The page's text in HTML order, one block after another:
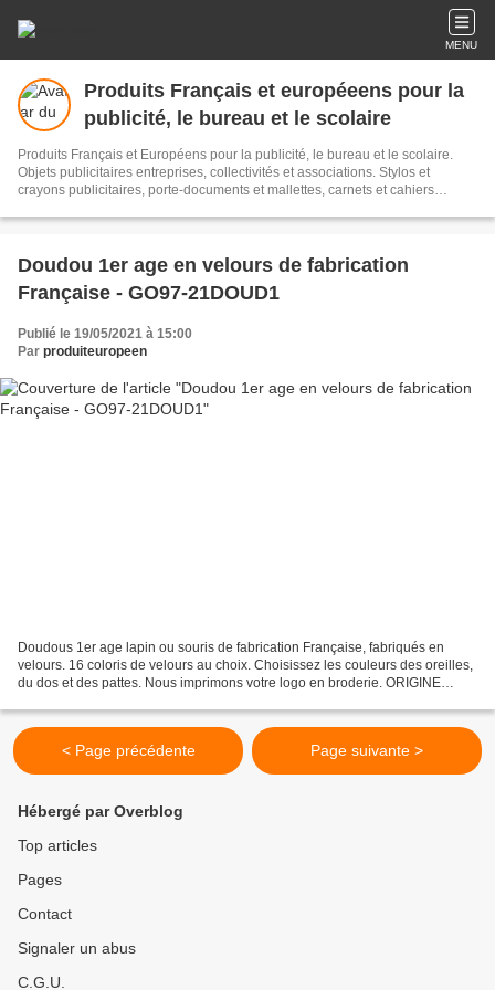
MENU
Produits Français et européeens pour la
publicité, le bureau et le scolaire
Produits Français et Européens pour la publicité, le bureau et le scolaire.
Objets publicitaires entreprises, collectivités et associations. Stylos et
crayons publicitaires, porte-documents et mallettes, carnets et cahiers
microfibres, gourdes et bidons, boîtes à goûter, règles triangulaires kutch
bâtons de marche, disques de stationnement zone bleue, jeux, puzzles et
casse-têtes en bois, pince à tique, pots et taille-crayons, porte-clés en métal
recyclé. Produits FSC®
Doudou 1er age en velours de fabrication
Française - GO97-21DOUD1
Publié le 19/05/2021 à 15:00
Par produiteuropeen
Doudous 1er age lapin ou souris de fabrication Française, fabriqués en
velours. 16 coloris de velours au choix. Choisissez les couleurs des oreilles,
du dos et des pattes. Nous imprimons votre logo en broderie. ORIGINE
< Page précédente Page suivante >
Hébergé par Overblog
Top articles
Pages
Contact
Signaler un abus
C.G.U.